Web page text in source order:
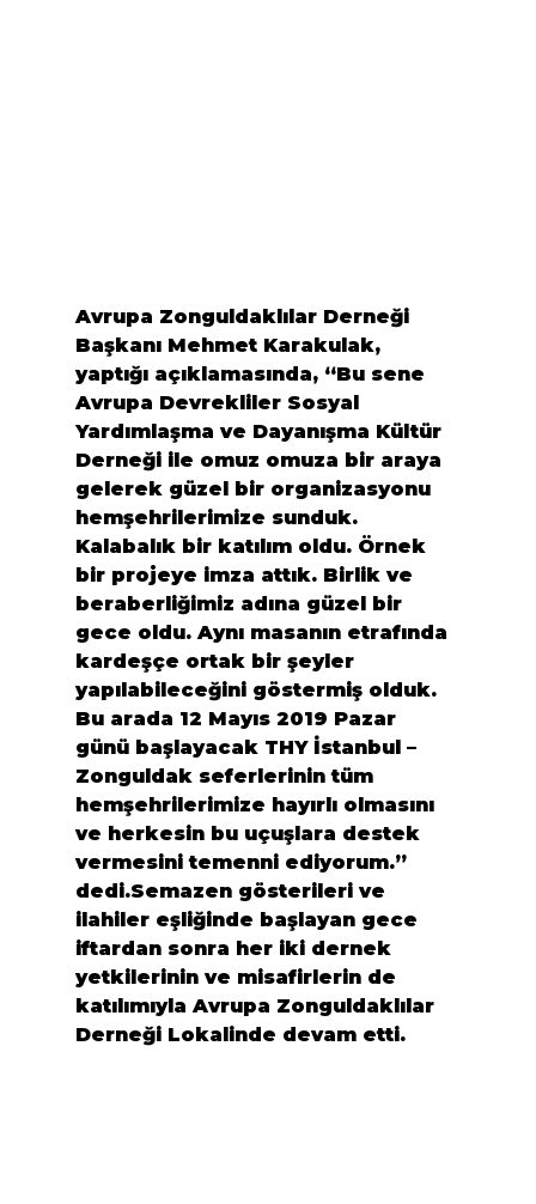
Avrupa Zonguldaklılar Derneği
Başkanı Mehmet Karakulak,
yaptığı açıklamasında, “Bu sene
Avrupa Devrekliler Sosyal
Yardımlaşma ve Dayanışma Kültür
Derneği ile omuz omuza bir araya
gelerek güzel bir organizasyonu
hemşehrilerimize sunduk.
Kalabalık bir katılım oldu. Örnek
bir projeye imza attık. Birlik ve
beraberliğimiz adına güzel bir
gece oldu. Aynı masanın etrafında
kardeşçe ortak bir şeyler
yapılabileceğini göstermiş olduk.
Bu arada 12 Mayıs 2019 Pazar
günü başlayacak THY İstanbul –
Zonguldak seferlerinin tüm
hemşehrilerimize hayırlı olmasını
ve herkesin bu uçuşlara destek
vermesini temenni ediyorum.”
dedi.Semazen gösterileri ve
ilahiler eşliğinde başlayan gece
iftardan sonra her iki dernek
yetkilerinin ve misafirlerin de
katılımıyla Avrupa Zonguldaklılar
Derneği Lokalinde devam etti.